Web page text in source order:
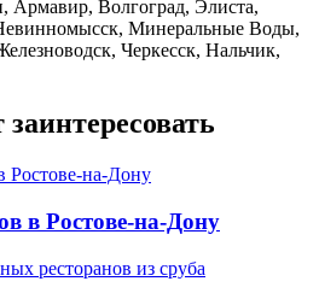
Армавир, Волгоград, Элиста,
Минеральные Воды,
Черкесск, Нальчик,
в Ростове-на-Дону